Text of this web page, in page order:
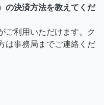
の決済方法を教えてくだ
ご利用いただけます。ク
は事務局までご連絡くだ